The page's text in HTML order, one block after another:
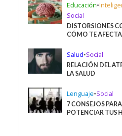
Educación•
Social
DISTORSIONES
CÓMO TE
Salud•Social
RELACIÓN DEL
LA SALUD
Lenguaje•Social
7 CONSEJOS
POTENCIAR TUS